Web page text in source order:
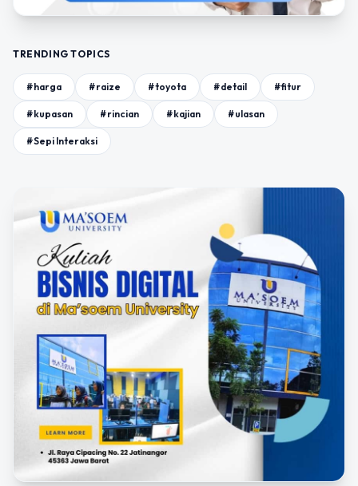
TRENDING TOPICS
#harga #raize #toyota #detail #fitur
#kupasan #rincian #kajian #ulasan
#Sepi Interaksi